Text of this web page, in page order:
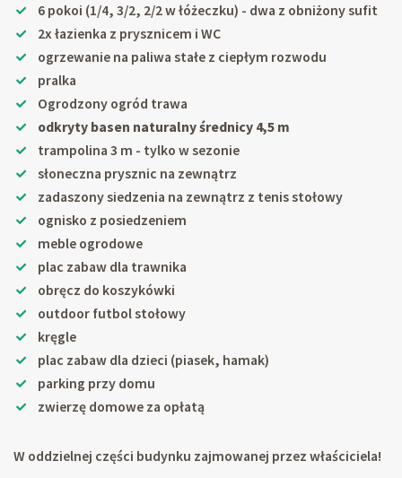
6 pokoi (1/4, 3/2, 2/2 w łóżeczku) - dwa z obniżony sufit
2x łazienka z prysznicem i WC
ogrzewanie na paliwa stałe z ciepłym rozwodu
pralka
Ogrodzony ogród trawa
odkryty basen naturalny średnicy 4,5 m
trampolina 3 m - tylko w sezonie
słoneczna prysznic na zewnątrz
zadaszony siedzenia na zewnątrz z tenis stołowy
ognisko z posiedzeniem
meble ogrodowe
plac zabaw dla trawnika
obręcz do koszykówki
outdoor futbol stołowy
kręgle
plac zabaw dla dzieci (piasek, hamak)
parking przy domu
zwierzę domowe za opłatą
W oddzielnej części budynku zajmowanej przez właściciela!